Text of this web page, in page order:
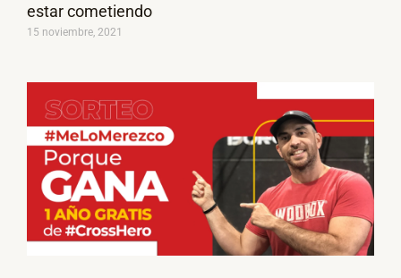
estar cometiendo
15 noviembre, 2021